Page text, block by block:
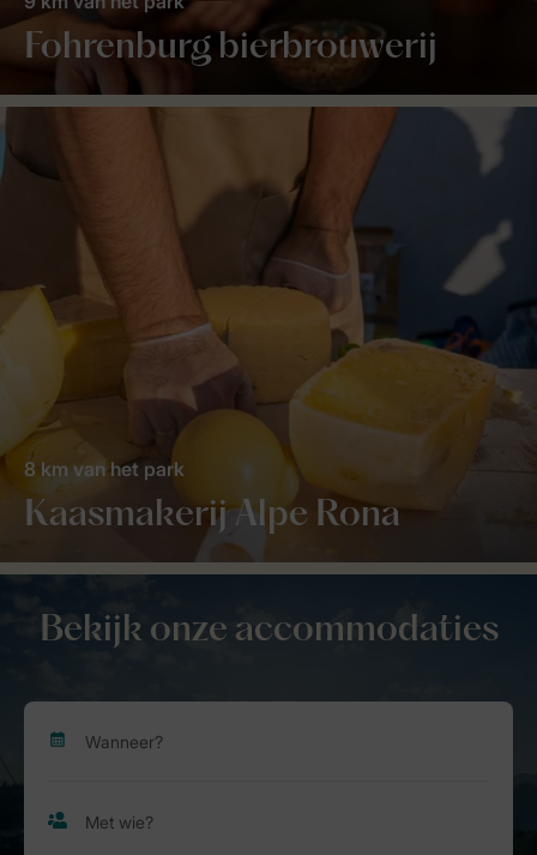
Fohrenburg bierbrouwerij
Kaasmakerij Alpe Rona
8 km van het park
Bekijk onze accommodaties